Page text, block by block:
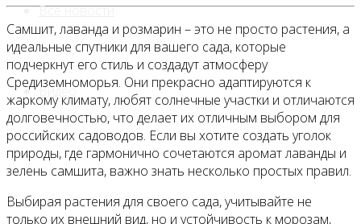
Все новости
Видео
Самшит, лаванда и розмарин – это не просто растения, а
идеальные спутники для вашего сада, которые
подчеркнут его стиль и создадут атмосферу
Средиземноморья. Они прекрасно адаптируются к
жаркому климату, любят солнечные участки и отличаются
долговечностью, что делает их отличным выбором для
российских садоводов. Если вы хотите создать уголок
природы, где гармонично сочетаются аромат лаванды и
зелень самшита, важно знать несколько простых правил.
Выбирая растения для своего сада, учитывайте не
только их внешний вид, но и устойчивость к морозам,